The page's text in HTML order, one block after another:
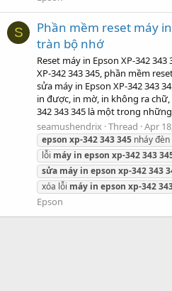
S
Phần mềm reset máy
tràn bộ nhớ
Reset máy in Epson XP-342
XP-342 343 345, phần mềm
sửa máy in Epson XP-342 343
in được, in mờ, in không ra chữ,
342 343 345 là một trong
seamushendrix Thread Apr
epson xp-342343345 nháy đèn
lỗi máy in epson xp-342343
sửa máy in epson xp-342343
xóa lỗi máy in epson xp-342
Epson